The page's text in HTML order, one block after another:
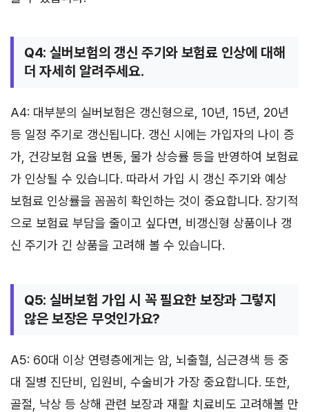
Q4: 실버보험의 갱신 주기와 보험료 인상에 대해
더 자세히 알려주세요.
A4: 대부분의 실버보험은 갱신형으로, 10년, 15년, 20년
등 일정 주기로 갱신됩니다. 갱신 시에는 가입자의 나이 증
가, 건강보험 요율 변동, 물가 상승률 등을 반영하여 보험료
가 인상될 수 있습니다. 따라서 가입 시 갱신 주기와 예상
보험료 인상률을 꼼꼼히 확인하는 것이 중요합니다. 장기적
으로 보험료 부담을 줄이고 싶다면, 비갱신형 상품이나 갱
신 주기가 긴 상품을 고려해 볼 수 있습니다.
Q5: 실버보험 가입 시 꼭 필요한 보장과 그렇지
않은 보장은 무엇인가요?
A5: 60대 이상 연령층에게는 암, 뇌출혈, 심근경색 등 중
대 질병 진단비, 입원비, 수술비가 가장 중요합니다. 또한,
골절, 낙상 등 상해 관련 보장과 재활 치료비도 고려해볼 만